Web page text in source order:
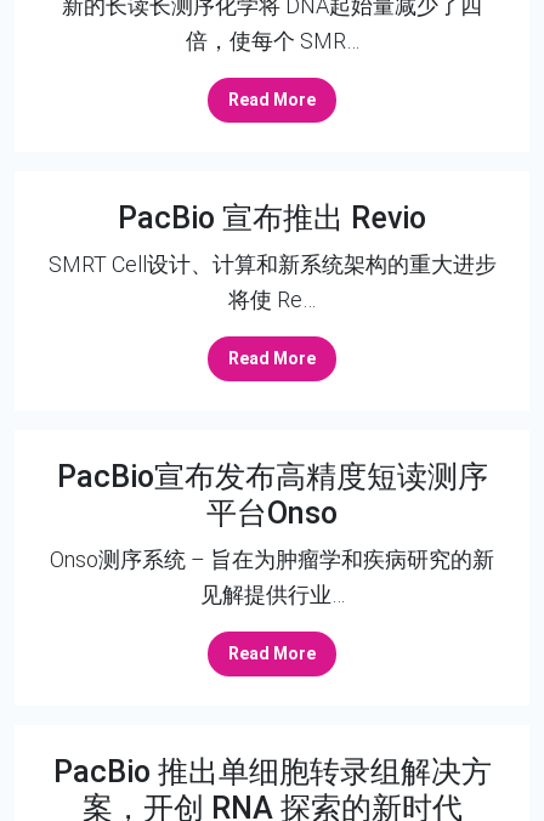
新的长读长测序化学将 DNA起始量减少了四
倍，使每个 SMR…
Read More
PacBio 宣布推出 Revio
SMRT Cell设计、计算和新系统架构的重大进步
将使 Re…
Read More
PacBio宣布发布高精度短读测序
平台Onso
Onso测序系统 – 旨在为肿瘤学和疾病研究的新
见解提供行业…
Read More
PacBio 推出单细胞转录组解决方
案，开创 RNA 探索的新时代